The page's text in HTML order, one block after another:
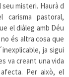
misteri. Haurà d
pastoral,
el diàleg amb Déu
és altra cosa que
ja sigui
va creant una vida
Per això, el